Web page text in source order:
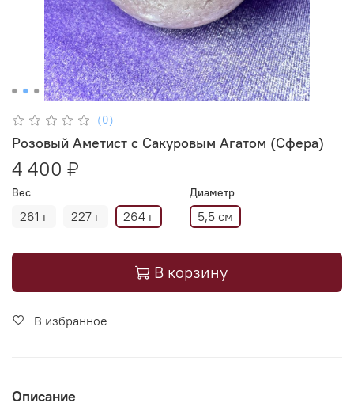
(0)
Розовый Аметист с Сакуровым Агатом (Сфера)
4 400 ₽
Вес
261 г 227 г 264 г
Диаметр
5,5 см
В корзину
В избранное
Описание